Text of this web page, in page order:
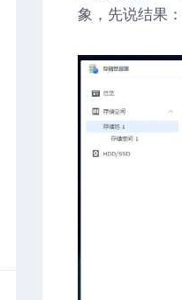
象，先说结果：